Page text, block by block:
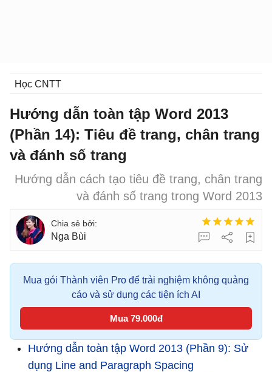
Học CNTT
Hướng dẫn toàn tập Word 2013
(Phần 14): Tiêu đề trang, chân trang
và đánh số trang
Hướng dẫn cách tạo tiêu đề trang, chân trang
và đánh số trang trong Word 2013
Nga Bùi
Mua gói Thành viên Pro để trải nghiệm không quảng
cáo và sử dụng các tiện ích AI
Mua 79.000đ
Hướng dẫn toàn tập Word 2013 (Phần 9): Sử
dụng Line and Paragraph Spacing